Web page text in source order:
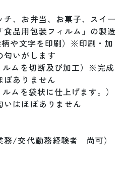
チ、お弁当、お菓子、スイー
食品用包装フィルム」の製造
や文字を印刷）※印刷・加
匂いがします
ルムを切断及び加工）※完成
ぼありません
ムを袋状に仕上げます。）
はほぼありません
/交代勤務経験者　尚可）